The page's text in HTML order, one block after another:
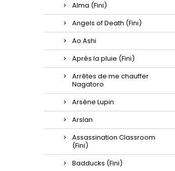
Alma (Fini)
Angels of Death (Fini)
Ao Ashi
Après la pluie (Fini)
Arrêtes de me chauffer
Nagatoro
Arsène Lupin
Arslan
Assassination Classroom
(Fini)
Badducks (Fini)